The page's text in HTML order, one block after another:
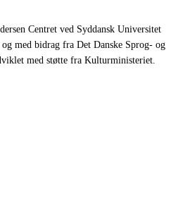
Centret ved Syddansk Universitet
med bidrag fra Det Danske Sprog- og
med støtte fra Kulturministeriet.